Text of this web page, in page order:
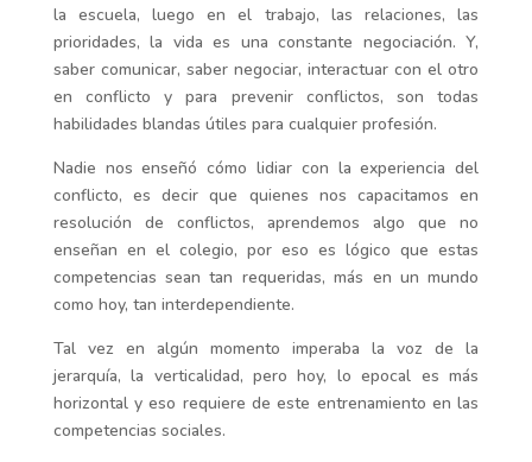
la escuela, luego en el trabajo, las relaciones, las
prioridades, la vida es una constante negociación. Y,
saber comunicar, saber negociar, interactuar con el otro
en conflicto y para prevenir conflictos, son todas
habilidades blandas útiles para cualquier profesión.
Nadie nos enseñó cómo lidiar con la experiencia del
conflicto, es decir que quienes nos capacitamos en
resolución de conflictos, aprendemos algo que no
enseñan en el colegio, por eso es lógico que estas
competencias sean tan requeridas, más en un mundo
como hoy, tan interdependiente.
Tal vez en algún momento imperaba la voz de la
jerarquía, la verticalidad, pero hoy, lo epocal es más
horizontal y eso requiere de este entrenamiento en las
competencias sociales.